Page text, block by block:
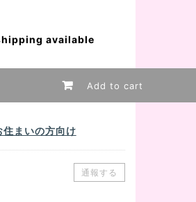
available
Add to cart
住まいの方向け
通報する